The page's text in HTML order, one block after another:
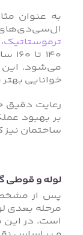
ترموستاتیک
می‌شود. این
خوانایی
رعایت دقیق
بر بهبود
ساختمان
لوله و قوطی
پس از
مرحله بعدی
است. در این